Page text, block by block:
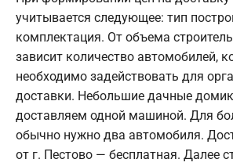
учитывается следующее: тип
комплектация. От объема
зависит количество автомобилей,
необходимо задействовать для
доставки. Небольшие дачные
доставляем одной машиной. Для
обычно нужно два автомобиля.
от г. Пестово — бесплатная. Далее